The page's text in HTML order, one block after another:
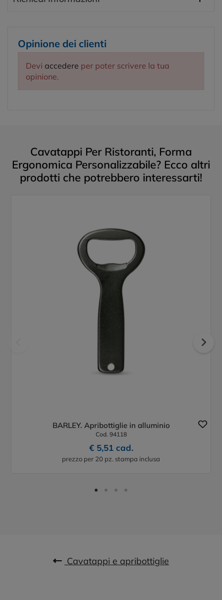
Opinione dei clienti
Devi accedere per poter scrivere la tua
opinione.
Cavatappi Per Ristoranti, Forma
Ergonomica Personalizzabile? Ecco altri
prodotti che potrebbero interessarti!
BARLEY. Apribottiglie in alluminio
Cod. 94118
€ 5,51 cad.
prezzo per 20 pz. stampa inclusa
Cavatappi e apribottiglie